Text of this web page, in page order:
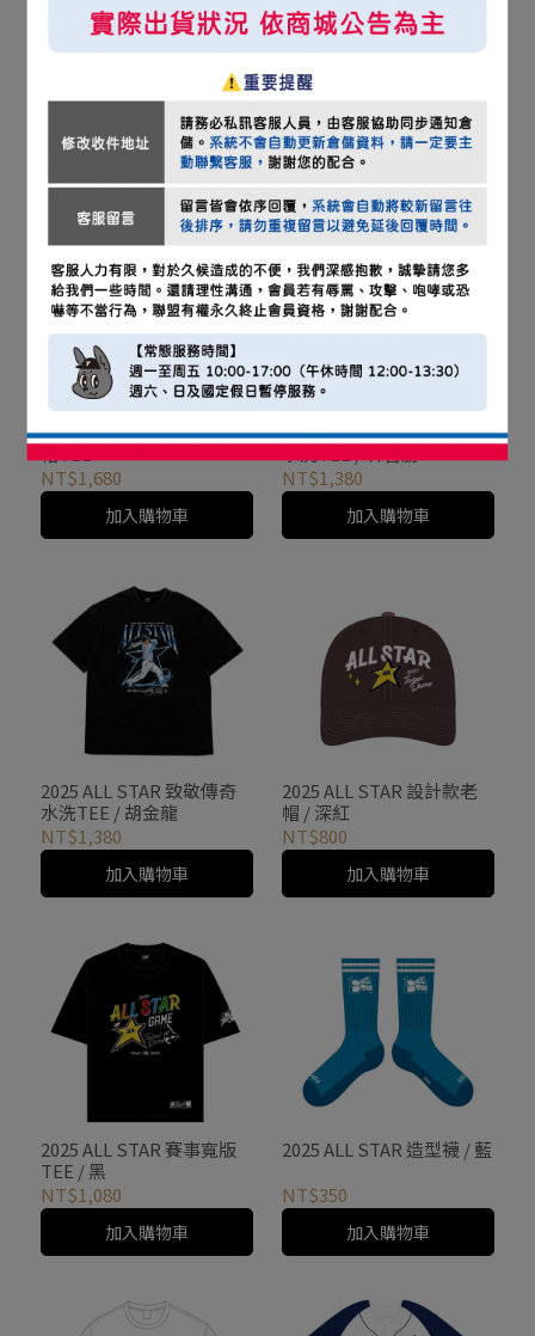
2025 ALL STAR 球員版棒
球衣 / 主場款
加入購物車
2025 ALL STAR 球員版棒
球衣 / 客場款
NT$2,180
加入購物車
2025 ALL STAR 球員版短
帽TEE
NT$1,680
加入購物車
2025 ALL STAR 致敬傳奇
水洗TEE / 林智勝
NT$1,380
加入購物車
2025 ALL STAR 致敬傳奇
水洗TEE / 胡金龍
NT$1,380
加入購物車
2025 ALL STAR 設計款老
帽 / 深紅
NT$800
加入購物車
2025 ALL STAR 賽事寬版
TEE / 黑
NT$1,080
加入購物車
2025 ALL STAR 造型襪 / 藍
NT$350
加入購物車